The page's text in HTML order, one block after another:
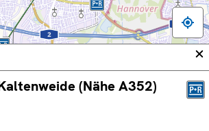
(Nähe A352)